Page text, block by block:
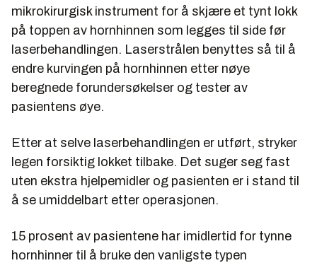
mikrokirurgisk instrument for å skjære et tynt lokk
på toppen av hornhinnen som legges til side før
laserbehandlingen. Laserstrålen benyttes så til å
endre kurvingen på hornhinnen etter nøye
beregnede forundersøkelser og tester av
pasientens øye.
Etter at selve laserbehandlingen er utført, stryker
legen forsiktig lokket tilbake. Det suger seg fast
uten ekstra hjelpemidler og pasienten er i stand til
å se umiddelbart etter operasjonen.
15 prosent av pasientene har imidlertid for tynne
hornhinner til å bruke den vanligste typen